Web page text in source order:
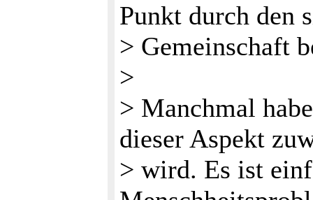
Punkt durch den
> Gemeinschaft
>
> Manchmal
dieser Aspekt
> wird. Es ist